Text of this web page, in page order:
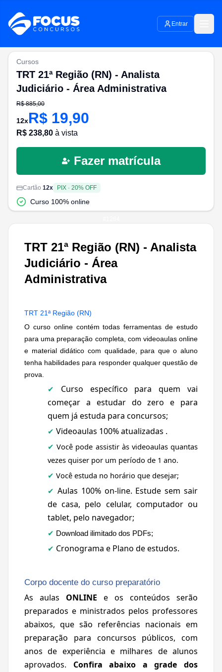
Entrar
TRT 21ª Região (RN) - Analista
Judiciário - Área
Administrativa
TRT 21ª Região (RN)
O curso online contém todas ferramentas de estudo
para uma preparação completa, com videoaulas online
e material didático com qualidade, para que o aluno
tenha habilidades para responder qualquer questão de
prova.
✔
Curso específico para quem vai
começar a estudar do zero e para
quem já estuda para concursos;
✔ Videoaulas 100% atualizadas .
✔ Você pode assistir às videoaulas quantas
vezes quiser por um período de 1 ano.
✔ Você estuda no horário que desejar;
✔ Aulas 100% on-line. Estudesem sair
de casa, pelo celular, computador ou
tablet, pelo navegador;
✔ Download ilimitado dos PDFs;
✔ Cronograma e Plano de estudos.
Corpo docente do curso preparatório
As aulas ONLINE e os conteúdos serão
preparados e ministrados pelos professores
abaixos, que são referências nacionais em
preparação para concursos públicos, com
anos de experiência e milhares de alunos
aprovados. Confira abaixo a grade dos
Cursos
TRT 21ª Região (RN) - Analista
Judiciário - Área Administrativa
R$885,00
12xR$ 19,90
R$ 238,80 à vista
Fazer matrícula
Cartão 12x PIX · 20% OFF
Curso 100% online